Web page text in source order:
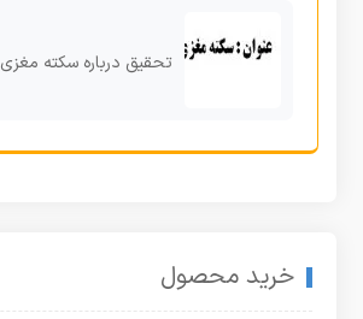
تحقیق درباره سکته مغزی
خرید محصول